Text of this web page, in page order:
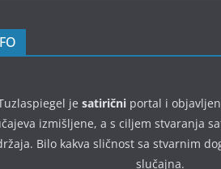
je satiričniportal i
izmišljene, a s ciljem stvaranja
Bilo kakva sličnost sa stvarnim
slučajna.